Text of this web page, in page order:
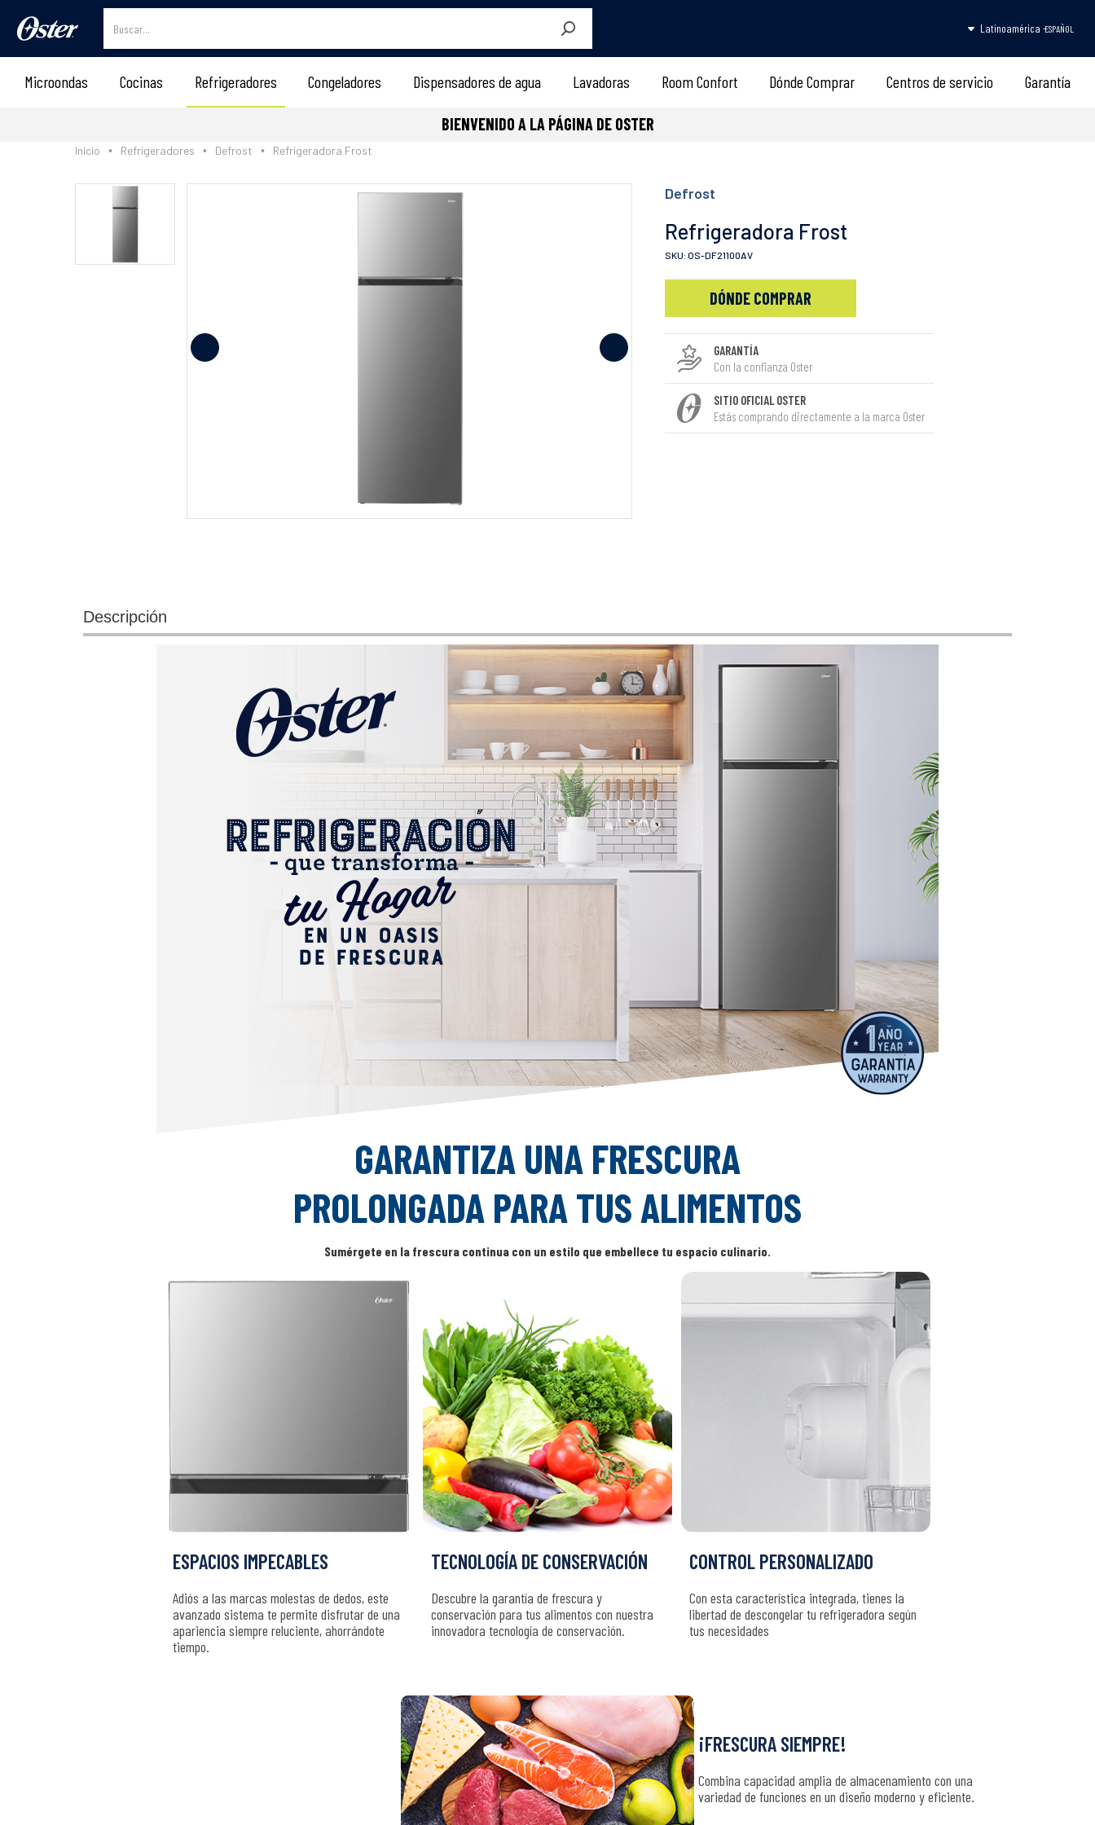
Latinoamérica -ESPAÑOL
Microondas Cocinas Refrigeradores Congeladores Dispensadores de agua Lavadoras Room Confort Dónde Comprar Centros de servicio Garantía
BIENVENIDO A LA PÁGINA DE OSTER
Inicio • Refrigeradores • Defrost • Refrigeradora Frost
Defrost
Refrigeradora Frost
SKU: OS-DF21100AV
DÓNDE COMPRAR
GARANTÍA
Con la confianza Oster
SITIO OFICIAL OSTER
Estás comprando directamente a la marca Oster
Descripción
GARANTIZA UNA FRESCURA
PROLONGADA PARA TUS ALIMENTOS
Sumérgete en la frescura continua con un estilo que embellece tu espacio culinario.
ESPACIOS IMPECABLES
Adiós a las marcas molestas de dedos, este
avanzado sistema te permite disfrutar de una
apariencia siempre reluciente, ahorrándote
tiempo.
TECNOLOGÍA DE CONSERVACIÓN
Descubre la garantía de frescura y
conservación para tus alimentos con nuestra
innovadora tecnología de conservación.
CONTROL PERSONALIZADO
Con esta característica integrada, tienes la
libertad de descongelar tu refrigeradora según
tus necesidades
¡FRESCURA SIEMPRE!
Combina capacidad amplia de almacenamiento con una
variedad de funciones en un diseño moderno y eficiente.